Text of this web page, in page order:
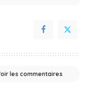
les commentaires